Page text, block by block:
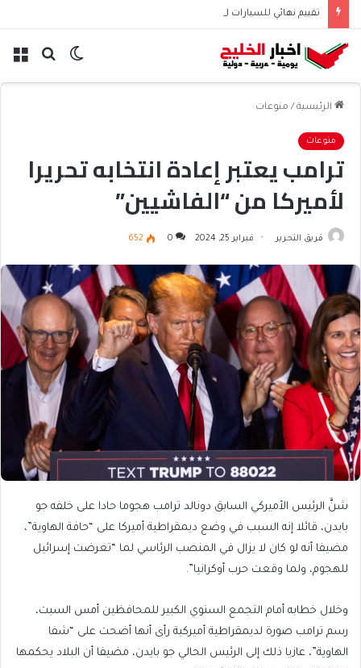
تقييم نهائي للسيارات الصينية بعد سنوات من الاستخدام
بحث الوضع
الرئيسية / منوعات
منوعات
ترامب يعتبر إعادة انتخابه تحريرا
لأميركا من “الفاشيين”
فريق التحرير فبراير 25, 2024 0
652
شنَّ الرئيس الأميركي السابق دونالد ترامب هجوما حادا على خلفه جو
بايدن، قائلا إنه السبب في وضع ديمقراطية أميركا على “حافة الهاوية”،
مضيفا أنه لو كان لا يزال في المنصب الرئاسي لما “تعرضت إسرائيل
للهجوم، ولما وقعت حرب أوكرانيا”.
وخلال خطابه أمام التجمع السنوي الكبير للمحافظين أمس السبت،
رسم ترامب صورة لديمقراطية أميركية رأى أنها أضحت على “شفا
الهاوية”، عازيا ذلك إلى الرئيس الحالي جو بايدن، مضيفا أن البلاد يحكمها